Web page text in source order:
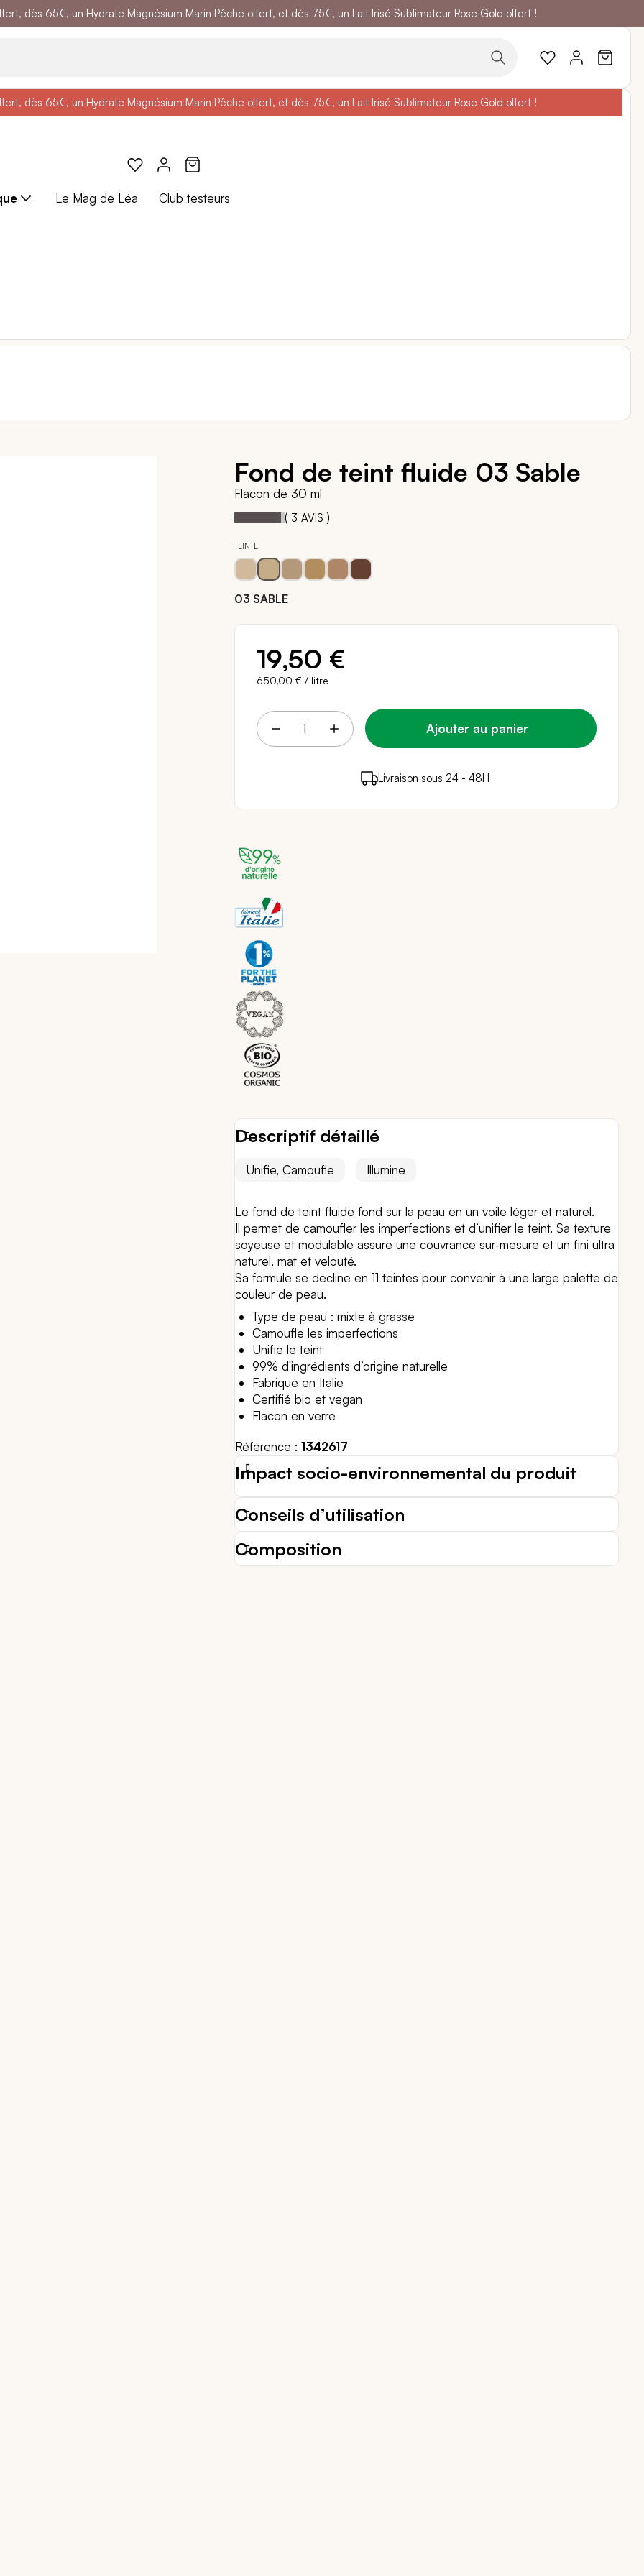
: Profitez de-25% + Livraison offertedès 30€ d'achat avec le codeBELLEBIO
BRADERIE :-40% sur une sélection de produits
dès 65€, un Hydrate Magnésium Marin Pêche offert, et dès 75€, un Lait Irisé Sublimateur Rose Gold offert !
: Profitez de-25% + Livraison offertedès 30€ d'achat avec le codeBELLEBIO
Braderie :-40% sur une sélection de produits
dès 65€, un Hydrate Magnésium Marin Pêche offert, et dès 75€, un Lait Irisé Sublimateur Rose Gold offert !
Le Mag de Léa
Club testeurs
Fond de teint fluide 03 Sable
Flacon de 30 ml
Notation:93
% of100
( 3 AVIS )
TEINTE
03 SABLE
19,50 €
650,00 € / litre
Ajouter au panier
19 points de fidélité (0,38 €)en achetant ce produit
Livraison sous 24 - 48H
Paiement sécurisé
Descriptif détaillé
Unifie, Camoufle Illumine
Le fond de teint fluide fond sur la peau en un voile léger et naturel.
Il permet de camoufler les imperfections et d’unifier le teint. Sa texture
soyeuse et modulable assure une couvrance sur-mesure et un fini ultra
naturel, mat et velouté.
Sa formule se décline en 11 teintes pour convenir à une large palette de
couleur de peau.
Type de peau : mixte à grasse
Camoufle les imperfections
Unifie le teint
99% d'ingrédients d’origine naturelle
Fabriqué en Italie
Certifié bio et vegan
Flacon en verre
Référence 1342617
Impact socio-environnemental du produit
Conseils d’utilisation
Composition